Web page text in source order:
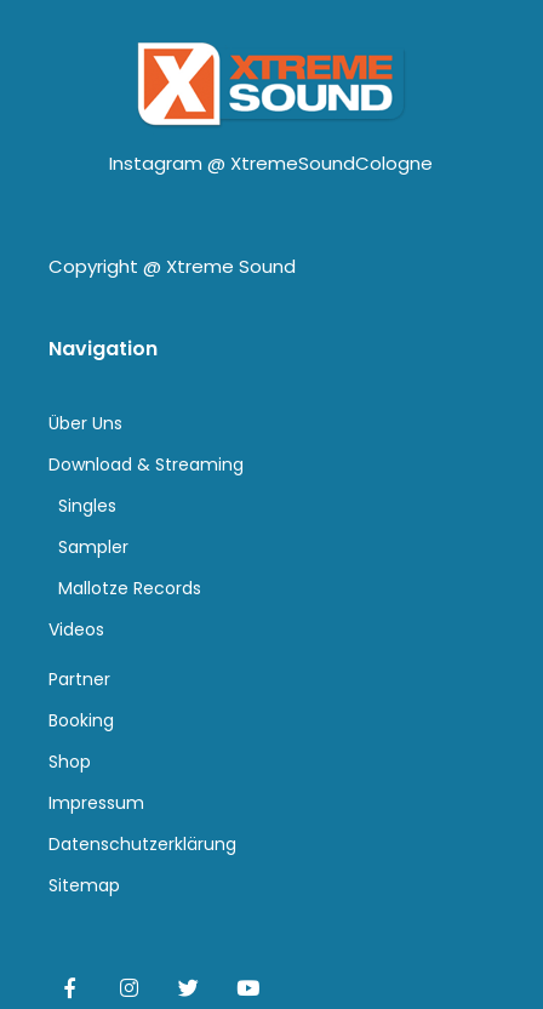
Instagram @ XtremeSoundCologne
Copyright @ Xtreme Sound
Navigation
Über Uns
Download & Streaming
Singles
Sampler
Mallotze Records
Videos
Partner
Booking
Shop
Impressum
Datenschutzerklärung
Sitemap